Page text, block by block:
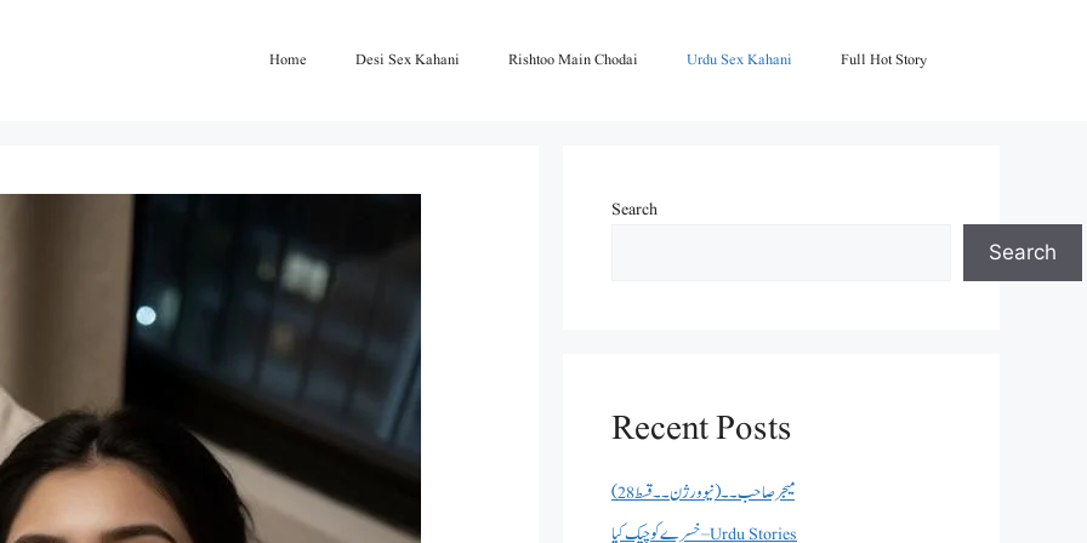
Home Desi Sex Kahani Rishtoo Main Chodai Urdu Sex Kahani Full Hot Story
Search
Search
Recent Posts
میجر صاحب۔۔( نیو ورژن ۔۔قسط 28)
خسرے کو چیک کیا – Urdu Stories